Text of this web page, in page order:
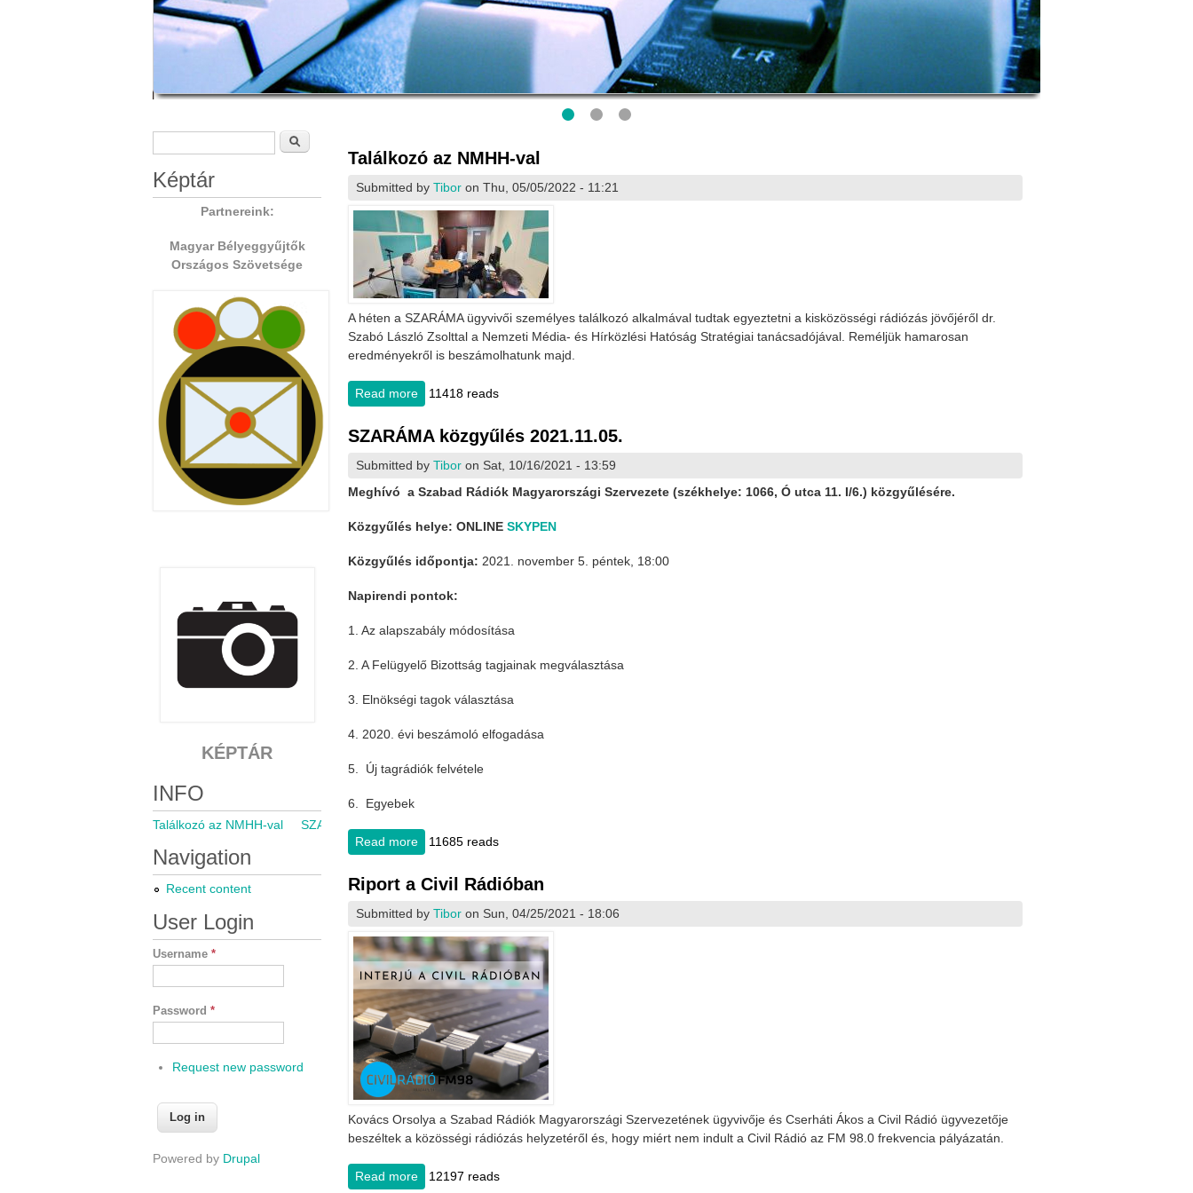
Találkozó az NMHH-val
Submitted by Tibor on Thu, 05/05/2022 - 11:21
A héten a SZARÁMA ügyvivői személyes találkozó alkalmával tudtak egyeztetni a kisközösségi rádiózás jövőjéről dr.
Szabó László Zsolttal a Nemzeti Média- és Hírközlési Hatóság Stratégiai tanácsadójával. Reméljük hamarosan
eredményekről is beszámolhatunk majd.
Read more about Találkozó az NMHH-val
11418 reads
SZARÁMA közgyűlés 2021.11.05.
Submitted by Tibor on Sat, 10/16/2021 - 13:59
Meghívó a Szabad Rádiók Magyarországi Szervezete (székhelye: 1066, Ó utca 11. I/6.) közgyűlésére.
Közgyűlés helye: ONLINE SKYPEN
Közgyűlés időpontja: 2021. november 5. péntek, 18:00
Napirendi pontok:
1. Az alapszabály módosítása
2. A Felügyelő Bizottság tagjainak megválasztása
3. Elnökségi tagok választása
4. 2020. évi beszámoló elfogadása
5. Új tagrádiók felvétele
6. Egyebek
Read more about SZARÁMA közgyűlés 2021.11.05.
11685 reads
Riport a Civil Rádióban
Submitted by Tibor on Sun, 04/25/2021 - 18:06
Kovács Orsolya a Szabad Rádiók Magyarországi Szervezetének ügyvivője és Cserháti Ákos a Civil Rádió ügyvezetője
beszéltek a közösségi rádiózás helyzetéről és, hogy miért nem indult a Civil Rádió az FM 98.0 frekvencia pályázatán.
Read more about Riport a Civil Rádióban
12197 reads
Képtár
Partnereink:
Magyar Bélyeggyűjtők
Országos Szövetsége
KÉPTÁR
INFO
Találkozó az NMHH-val SZARÁMA közgyűlés 2021.11.05.
Navigation
Recent content
User Login
Username *
Password *
Request new password
Powered by Drupal